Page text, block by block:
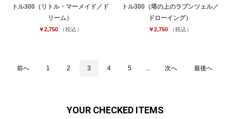
トル300（リトル・マーメイド／ド
リーム）
￥2,750 （税込）
トル300（塔の上のラプンツェル／
ドローイング）
￥2,750 （税込）
前へ 1 2 3 4 5 次へ 最後へ
YOUR CHECKED ITEMS